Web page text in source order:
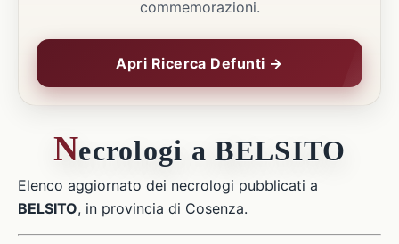
commemorazioni.
Apri Ricerca Defunti →
Necrologi a BELSITO
Elenco aggiornato dei necrologi pubblicati a
BELSITO, in provincia di Cosenza.